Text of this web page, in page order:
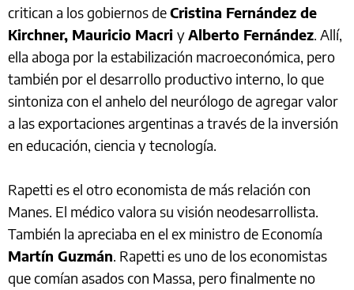
critican a los gobiernos deCristina Fernández de
Kirchner, Mauricio Macri yAlberto Fernández. Allí,
ella aboga por la estabilización macroeconómica, pero
también por el desarrollo productivo interno, lo que
sintoniza con el anhelo del neurólogo de agregar valor
a las exportaciones argentinas a través de la inversión
en educación, ciencia y tecnología.
Rapetti es el otro economista de más relación con
Manes. El médico valora su visión neodesarrollista.
También la apreciaba en el ex ministro de Economía
Martín Guzmán. Rapetti es uno de los economistas
que comían asados con Massa, pero finalmente no